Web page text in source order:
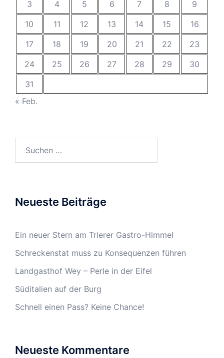
3 4 5 6 7 8
9
10
11 12 13 14 15
16
17
18 19 20 21 22
23
24
25 26 27 28 29
30
31
« Feb.
Neueste Beiträge
Ein neuer Stern am Trierer Gastro-Himmel
Schreckenstat muss zu Konsequenzen führen
Landgasthof Wey – Perle in der Eifel
Süditalien auf der Burg
Schnell einen Pass? Keine Chance!
Neueste Kommentare